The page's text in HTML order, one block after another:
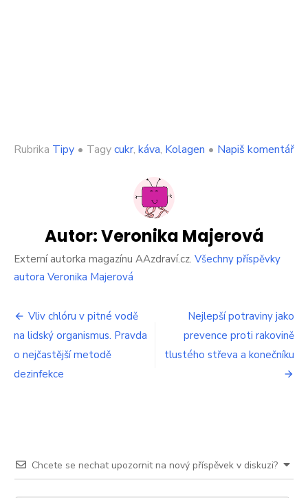
Rubrika Tipy • Tagycukr, káva, Kolagen • Napiš komentářon
jiná
Autor:Veronika Majerová
Externí autorka magazínu AAzdraví.cz. Všechny příspěvky
autora Veronika Majerová
Navigace
pro
příspěvek
Vliv chlóru v pitné vodě
na lidský organismus. Pravda
o nejčastější metodě
dezinfekce
Nejlepší potraviny jako
prevence proti rakovině
tlustého střeva a konečníku
Chcete se nechat upozornit na nový příspěvek v diskuzi?